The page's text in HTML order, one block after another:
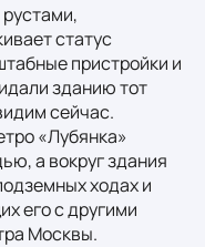
статус
пристройки и
зданию тот
сейчас.
«Лубянка»
а вокруг здания
ходах и
его с другими
Москвы.